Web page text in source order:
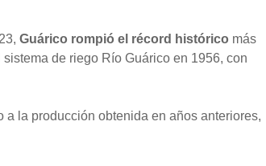
Guárico rompió el récord histórico más
de riego Río Guárico en 1956, con
a la producción obtenida en años anteriores,